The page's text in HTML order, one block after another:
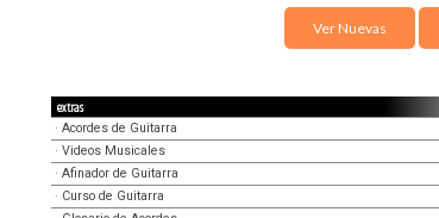
Ver Nuevas
extras
· Acordes de Guitarra
· Videos Musicales
· Afinador de Guitarra
· Curso de Guitarra